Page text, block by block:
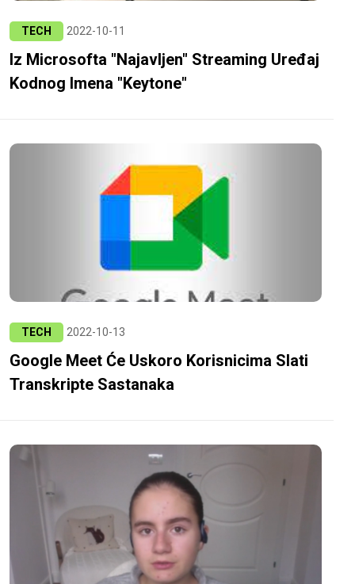
TECH 2022-10-11
Iz Microsofta "najavljen" Streaming Uređaj
Kodnog Imena "Keytone"
TECH 2022-10-13
Google Meet Će Uskoro Korisnicima Slati
Transkripte Sastanaka